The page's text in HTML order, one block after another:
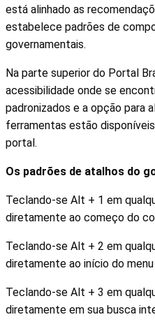
está alinhado as
estabelece padrões de
governamentais.
Na parte superior do Portal
acessibilidade onde se
padronizados e a opção para
ferramentas estão
portal.
Os padrões de atalhos do
Teclando-se Alt + 1 em
diretamente ao começo do
Teclando-se Alt + 2 em
diretamente ao início do menu
Teclando-se Alt + 3 em
diretamente em sua busca